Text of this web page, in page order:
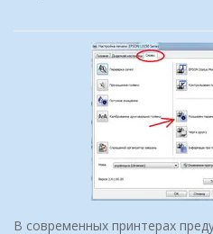
В современных принтерах